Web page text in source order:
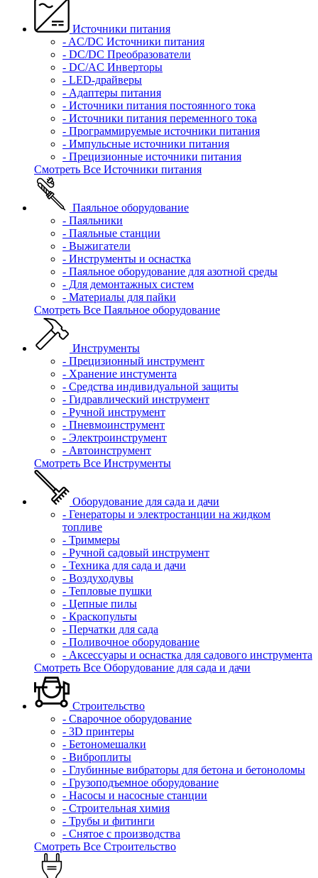
Источники питания
- AC/DC Источники питания
- DC/DC Преобразователи
- DC/AC Инверторы
- LED-драйверы
- Адаптеры питания
- Источники питания постоянного тока
- Источники питания переменного тока
- Программируемые источники питания
- Импульсные источники питания
- Прецизионные источники питания
Смотреть Все Источники питания
Паяльное оборудование
- Паяльники
- Паяльные станции
- Выжигатели
- Инструменты и оснастка
- Паяльное оборудование для азотной среды
- Для демонтажных систем
- Материалы для пайки
Смотреть Все Паяльное оборудование
Инструменты
- Прецизионный инструмент
- Хранение инстумента
- Средства индивидуальной защиты
- Гидравлический инструмент
- Ручной инструмент
- Пневмоинструмент
- Электроинструмент
- Автоинструмент
Смотреть Все Инструменты
Оборудование для сада и дачи
- Генераторы и электростанции на жидком
топливе
- Триммеры
- Ручной садовый инструмент
- Техника для сада и дачи
- Воздуходувы
- Тепловые пушки
- Цепные пилы
- Краскопульты
- Перчатки для сада
- Поливочное оборудование
- Аксессуары и оснастка для садового инструмента
Смотреть Все Оборудование для сада и дачи
Строительство
- Сварочное оборудование
- 3D принтеры
- Бетономешалки
- Виброплиты
- Глубинные вибраторы для бетона и бетоноломы
- Грузоподъемное оборудование
- Насосы и насосные станции
- Строительная химия
- Трубы и фитинги
- Снятое с производства
Смотреть Все Строительство